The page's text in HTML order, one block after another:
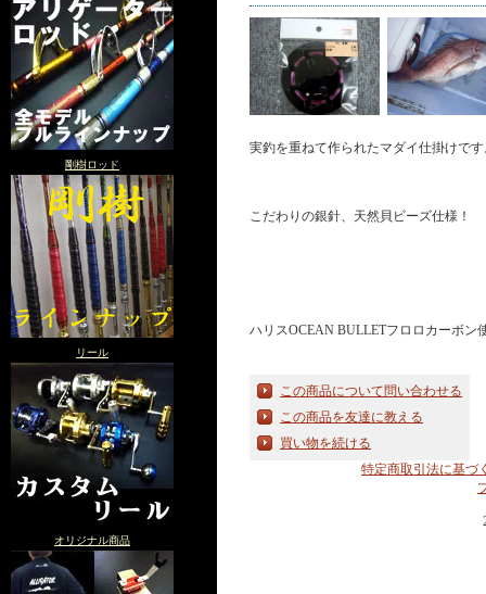
剛樹ロッド
リール
オリジナル商品
実釣を重ねて作られたマダイ仕掛けで
こだわりの銀針、天然貝ビーズ仕様！
ハリスOCEAN BULLETフロロカーボン
この商品について問い合わせる
この商品を友達に教える
買い物を続ける
特定商取引法に基づ